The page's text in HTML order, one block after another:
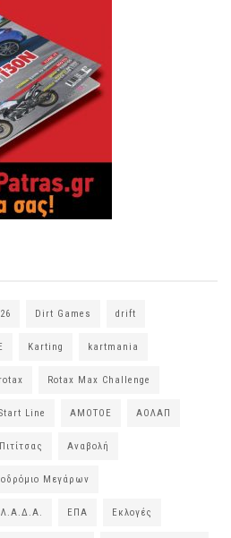
Dirt Games drift
Karting kartmania
rotax Rotax Max Challenge
Line ΑΜΟΤΟΕ ΑΟΛΑΠ
Αναβολή
Μεγάρων
ΕΠΑ Εκλογές